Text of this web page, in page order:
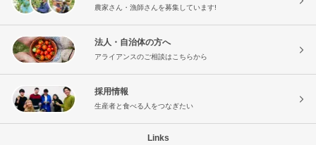
農家さん・漁師さんを募集しています!
法人・自治体の方へ
アライアンスのご相談はこちらから
採用情報
生産者と食べる人をつなぎたい
Links